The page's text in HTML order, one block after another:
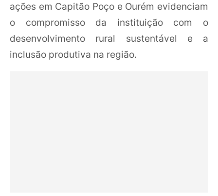
ações em Capitão Poço e Ourém evidenciam
o compromisso da instituição com o
desenvolvimento rural sustentável e a
inclusão produtiva na região.